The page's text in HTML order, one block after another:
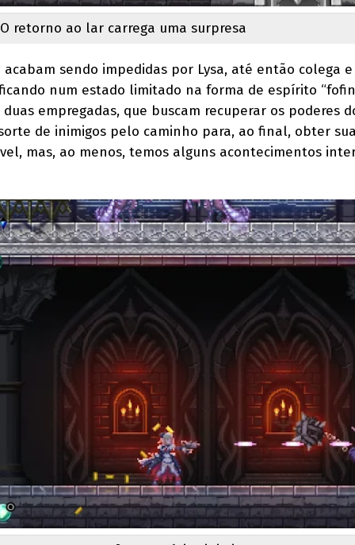
O retorno ao lar carrega uma surpresa
sendo impedidas por Lysa, até então colega
num estado limitado na forma de espírito
empregadas, que buscam recuperar os poderes
de inimigos pelo caminho para, ao final, obter
mas, ao menos, temos alguns acontecimentos